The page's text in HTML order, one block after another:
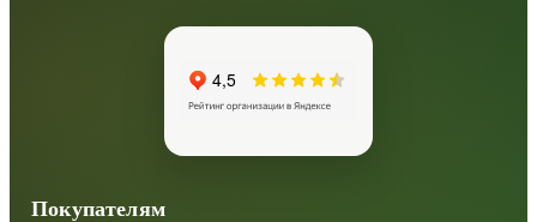
Покупателям